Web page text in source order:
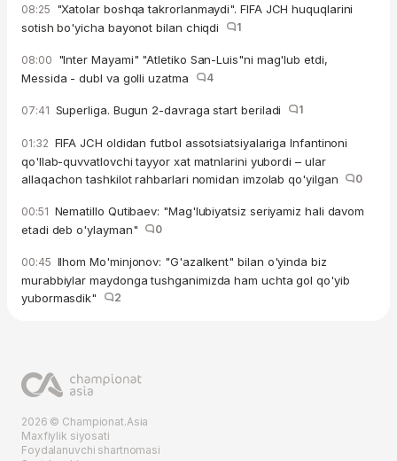
08:25 "Xatolar boshqa takrorlanmaydi". FIFA JCH huquqlarini
sotish bo'yicha bayonot bilan chiqdi
1
08:00 "Inter Mayami" "Atletiko San-Luis"ni mag'lub etdi,
Messida - dubl va golli uzatma
4
07:41 Superliga. Bugun 2-davraga start beriladi 1
01:32 FIFA JCH oldidan futbol assotsiatsiyalariga Infantinoni
qo'llab-quvvatlovchi tayyor xat matnlarini yubordi – ular
allaqachon tashkilot rahbarlari nomidan imzolab qo'yilgan
0
00:51 Nematillo Qutibaev: "Mag'lubiyatsiz seriyamiz hali davom
etadi deb o'ylayman"
0
00:45 Ilhom Mo'minjonov: "G'azalkent" bilan o'yinda biz
murabbiylar maydonga tushganimizda ham uchta gol qo'yib
yubormasdik"
2
2026 © Championat.Asia
Maxfiylik siyosati
Foydalanuvchi shartnomasi